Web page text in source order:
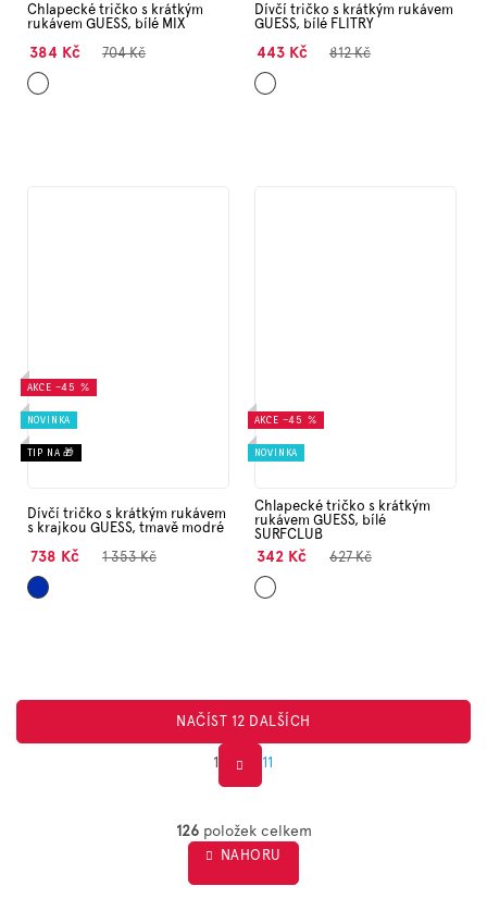
Chlapecké tričko s krátkým
rukávem GUESS, bílé MIX
384 Kč 704 Kč
Bílá
Dívčí tričko s krátkým rukávem
GUESS, bílé FLITRY
443 Kč 812 Kč
Bílá
AKCE –45 %
NOVINKA
TIP NA 🎁
Dívčí tričko s krátkým rukávem
s krajkou GUESS, tmavě modré
738 Kč 1 353 Kč
Tmavě
AKCE –45 %
NOVINKA
Chlapecké tričko s krátkým
rukávem GUESS, bílé
SURFCLUB
342 Kč 627 Kč
Bílá
v
l
á
d
NAČÍST 12 DALŠÍCH
r
á
n
1 11
126položek celkem
NAHORU